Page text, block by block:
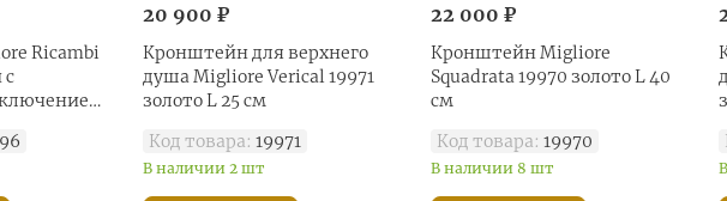
Ricambi
с
20 900 ₽
Кронштейн для верхнего
душа Migliore Verical 19971
золото L 25 см
Код товара: 19971
В наличии 2 шт
22 000 ₽
Кронштейн Migliore
Squadrata 19970 золото L 40
см
Код товара: 19970
В наличии 8 шт